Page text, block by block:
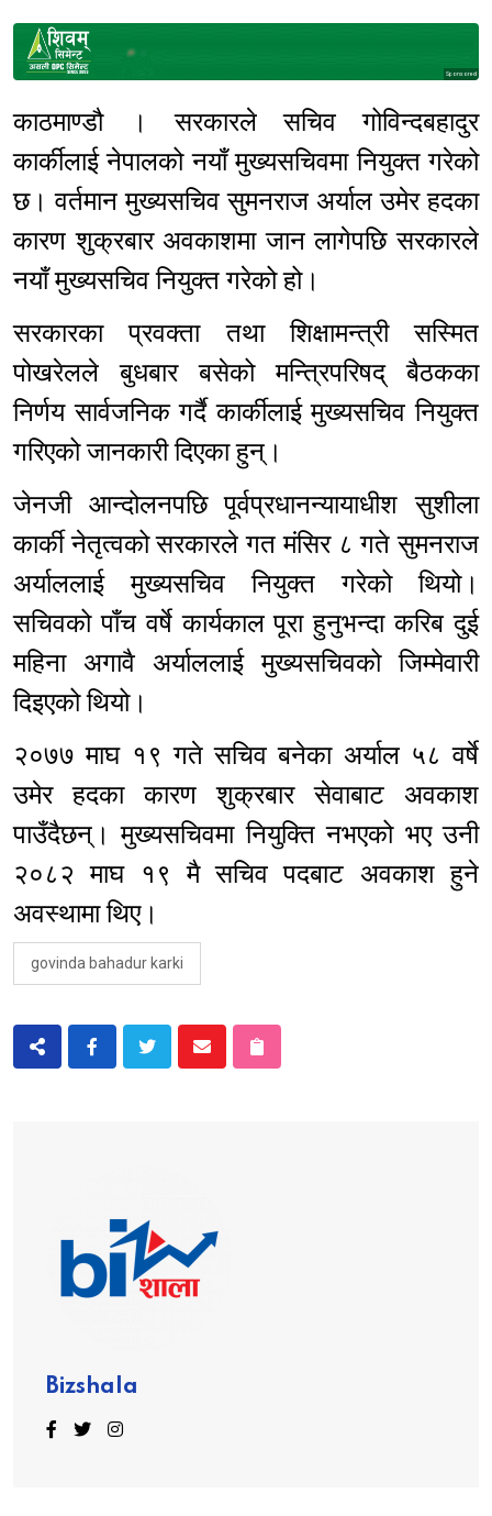
Sponsored
काठमाण्डौ । सरकारले सचिव गोविन्दबहादुर
कार्कीलाई नेपालको नयाँ मुख्यसचिवमा नियुक्त गरेको
छ। वर्तमान मुख्यसचिव सुमनराज अर्याल उमेर हदका
कारण शुक्रबार अवकाशमा जान लागेपछि सरकारले
नयाँ मुख्यसचिव नियुक्त गरेको हो।
सरकारका प्रवक्ता तथा शिक्षामन्त्री सस्मित
पोखरेलले बुधबार बसेको मन्त्रिपरिषद् बैठकका
निर्णय सार्वजनिक गर्दै कार्कीलाई मुख्यसचिव नियुक्त
गरिएको जानकारी दिएका हुन्।
जेनजी आन्दोलनपछि पूर्वप्रधानन्यायाधीश सुशीला
कार्की नेतृत्वको सरकारले गत मंसिर ८ गते सुमनराज
अर्याललाई मुख्यसचिव नियुक्त गरेको थियो।
सचिवको पाँच वर्षे कार्यकाल पूरा हुनुभन्दा करिब दुई
महिना अगावै अर्याललाई मुख्यसचिवको जिम्मेवारी
दिइएको थियो।
२०७७ माघ १९ गते सचिव बनेका अर्याल ५८ वर्षे
उमेर हदका कारण शुक्रबार सेवाबाट अवकाश
पाउँदैछन्। मुख्यसचिवमा नियुक्ति नभएको भए उनी
२०८२ माघ १९ मै सचिव पदबाट अवकाश हुने
अवस्थामा थिए।
govinda bahadur karki
Bizshala